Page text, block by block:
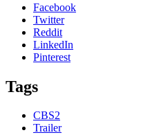
Facebook
Twitter
Reddit
LinkedIn
Pinterest
Tags
CBS2
Trailer